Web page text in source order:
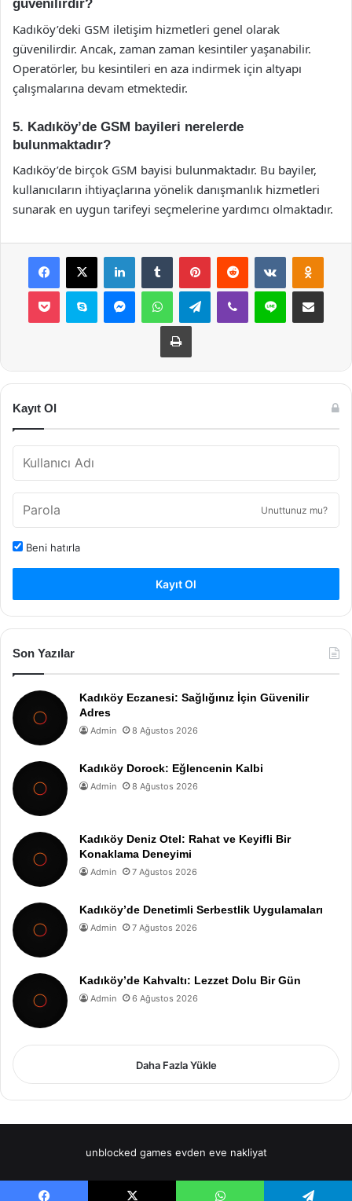
güvenilirdir?
Kadıköy’deki GSM iletişim hizmetleri genel olarak
güvenilirdir. Ancak, zaman zaman kesintiler yaşanabilir.
Operatörler, bu kesintileri en aza indirmek için altyapı
çalışmalarına devam etmektedir.
5. Kadıköy’de GSM bayileri nerelerde
bulunmaktadır?
Kadıköy’de birçok GSM bayisi bulunmaktadır. Bu bayiler,
kullanıcıların ihtiyaçlarına yönelik danışmanlık hizmetleri
sunarak en uygun tarifeyi seçmelerine yardımcı olmaktadır.
Facebook
X LinkedInTumblr PinterestReddit VKontakte
Pocket Skype MessengerWhatsAppTelegramViber Line E-Posta ile
Yazdır
Kayıt Ol
Unuttunuz mu?
Beni hatırla
Kayıt Ol
Son Yazılar
Kadıköy Eczanesi: Sağlığınız İçin Güvenilir
Adres
Admin 8 Ağustos 2026
Kadıköy Dorock: Eğlencenin Kalbi
Admin 8 Ağustos 2026
Kadıköy Deniz Otel: Rahat ve Keyifli Bir
Konaklama Deneyimi
Admin 7 Ağustos 2026
Kadıköy’de Denetimli Serbestlik Uygulamaları
Admin 7 Ağustos 2026
Kadıköy’de Kahvaltı: Lezzet Dolu Bir Gün
Admin 6 Ağustos 2026
Daha Fazla Yükle
unblocked games evden eve nakliyat